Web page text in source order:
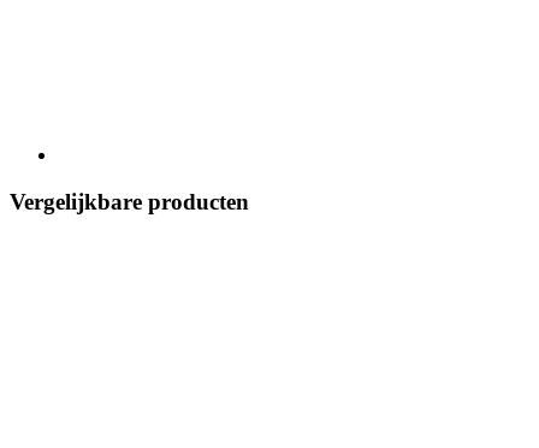
Vergelijkbare producten